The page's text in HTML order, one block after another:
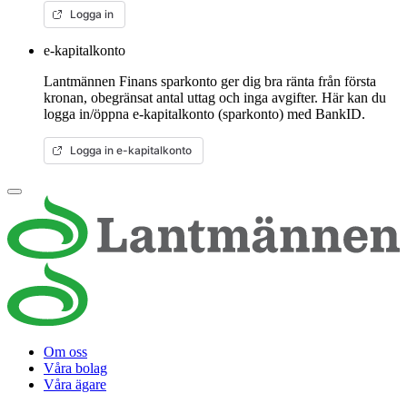
Logga in
e-kapitalkonto
Lantmännen Finans sparkonto ger dig bra ränta från första
kronan, obegränsat antal uttag och inga avgifter. Här kan du
logga in/öppna e-kapitalkonto (sparkonto) med BankID.
Logga in e-kapitalkonto
Om oss
Våra bolag
Våra ägare